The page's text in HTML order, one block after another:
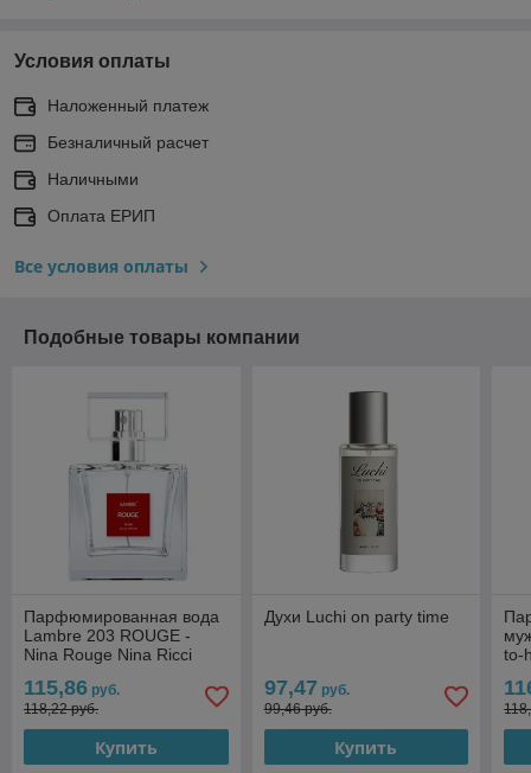
Условия оплаты
Наложенный платеж
Безналичный расчет
Наличными
Оплата ЕРИП
Все условия оплаты
Подобные товары компании
Парфюмированная вода
Lambre 203 ROUGE -
Nina Rouge Nina Ricci
115,86 руб.
118,22 руб.
Купить
Духи Luchi on party time
97,47 руб.
99,46 руб.
Купить
to-